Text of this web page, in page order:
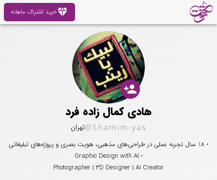
diamondخرید اشتراک ماهانه
person_add
هادی کمال زاده فرد
@Shamim-yasتهران
• 18 سال تجربه عملی در طراحی‌های مذهبی، هویت بصری و پروژه‌های تبلیغاتی
• Graphic Design with AI
Photographer | 3D Designer | AI Creator